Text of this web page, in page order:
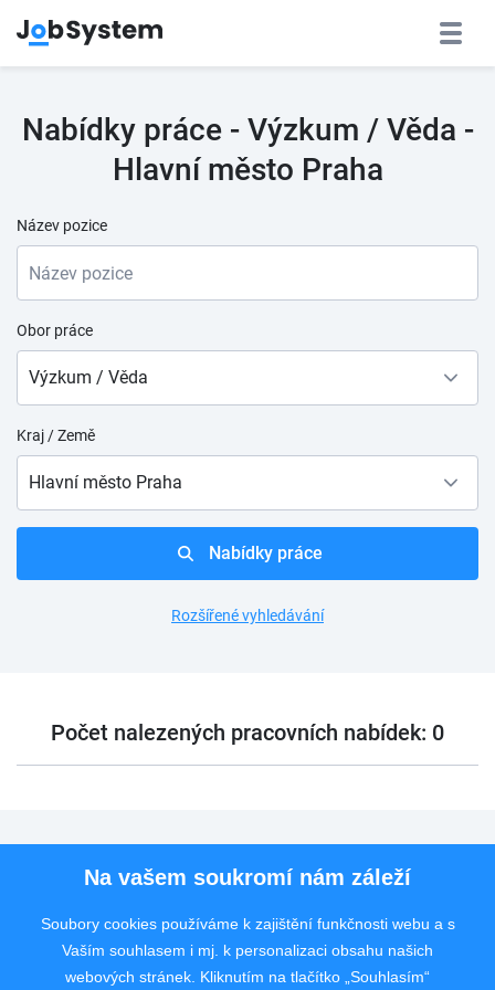
Nabídky práce - Výzkum / Věda -
Hlavní město Praha
Název pozice
Obor práce
Výzkum / Věda
Kraj / Země
Hlavní město Praha
Nabídky práce
Rozšířené vyhledávání
Počet nalezených pracovních nabídek: 0
Pro uchazeče
Rychlý kontakt
Na vašem soukromí nám záleží
Soubory cookies používáme k zajištění funkčnosti webu a s
Vaším souhlasem i mj. k personalizaci obsahu našich
webových stránek. Kliknutím na tlačítko „Souhlasím“